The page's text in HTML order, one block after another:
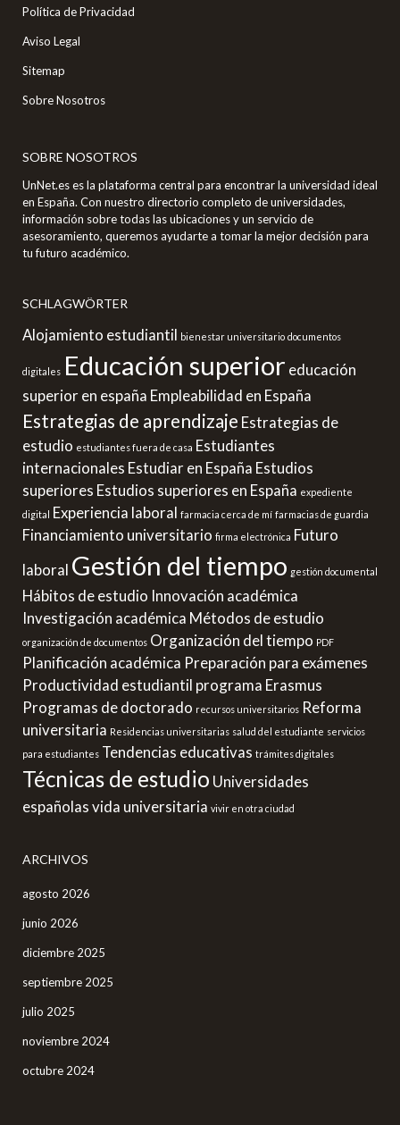
Política de Privacidad
Aviso Legal
Sitemap
Sobre Nosotros
SOBRE NOSOTROS
UnNet.es es la plataforma central para encontrar la universidad ideal
en España. Con nuestro directorio completo de universidades,
información sobre todas las ubicaciones y un servicio de
asesoramiento, queremos ayudarte a tomar la mejor decisión para
tu futuro académico.
SCHLAGWÖRTER
Alojamiento estudiantil bienestar universitario documentos
digitales Educación superior educación
superior en españa Empleabilidad en España
Estrategias de aprendizaje Estrategias de
estudio estudiantes fuera de casa Estudiantes
internacionales Estudiar en España Estudios
superiores Estudios superiores en España expediente
digital Experiencia laboral farmacia cerca de mí farmacias de guardia
Financiamiento universitario firma electrónica Futuro
laboral Gestión del tiempo gestión documental
Hábitos de estudio Innovación académica
Investigación académica Métodos de estudio
organización de documentos Organización del tiempo PDF
Planificación académica Preparación para exámenes
Productividad estudiantil programa Erasmus
Programas de doctorado recursos universitarios Reforma
universitaria Residencias universitarias salud del estudiante servicios
para estudiantes Tendencias educativas trámites digitales
Técnicas de estudio Universidades
españolasvida universitaria vivir en otra ciudad
ARCHIVOS
agosto 2026
junio 2026
diciembre 2025
septiembre 2025
julio 2025
noviembre 2024
octubre 2024